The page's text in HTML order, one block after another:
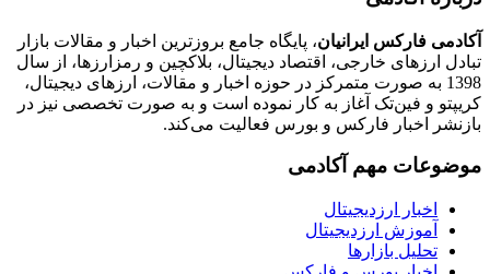
آکادمی فارکس ایرانیان، پایگاه جامع بروزترین اخبار و مقالات بازار
تبادل ارزهای خارجی، اقتصاد دیجیتال، بلاکچین و رمزارزها، از سال
1398 به صورت متمرکز در حوزه اخبار و مقالات، ارزهای‌ دیجیتال،
کریپتو و فین‌تک آغاز به کار نموده است و به صورت تخصصی نیز در
بازنشر اخبار فارکس و بورس فعالیت می‌کند.
موضوعات مهم آکادمی
اخبار ارزدیجیتال
آموزش ارزدیجیتال
تحلیل بازارها